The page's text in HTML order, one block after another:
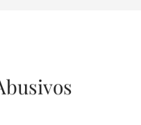
Abusivos